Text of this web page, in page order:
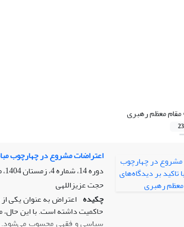
مقام معظم رهبری
23
اعتراضات مشروع در چهارچوب
دوره 14، شماره 4، زمستان 1404، صفحه
حجت عزیزاللهی
چکیده اعتراض به عنوان یکی
حاکمیت داشته است. با این
سیاسی و فقهی محسوب می‌شود.